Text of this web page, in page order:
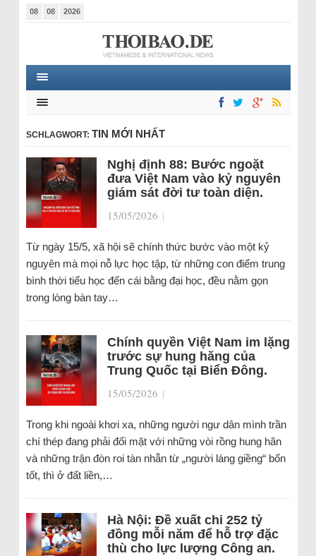
08 08 2026
SCHLAGWORT: TIN MỚI NHẤT
Nghị định 88: Bước ngoặt
đưa Việt Nam vào kỷ nguyên
giám sát đời tư toàn diện.
15/05/2026 |
Từ ngày 15/5, xã hội sẽ chính thức bước vào một kỷ
nguyên mà mọi nỗ lực học tập, từ những con điểm trung
bình thời tiểu học đến cái bằng đại học, đều nằm gọn
trong lòng bàn tay…
Chính quyền Việt Nam im lặng
trước sự hung hăng của
Trung Quốc tại Biển Đông.
15/05/2026 |
Trong khi ngoài khơi xa, những người ngư dân mình trần
chí thép đang phải đối mặt với những vòi rồng hung hãn
và những trận đòn roi tàn nhẫn từ „người láng giềng“ bốn
tốt, thì ở đất liền,…
Hà Nội: Đề xuất chi 252 tỷ
đồng mỗi năm để hỗ trợ đặc
thù cho lực lượng Công an.